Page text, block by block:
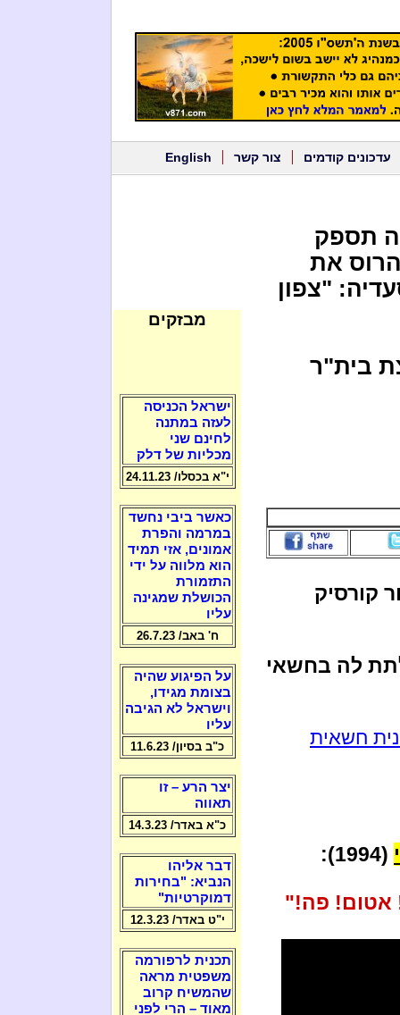
עדכונים קודמים צור קשר English
תספק
את
"צפון
בית"ר
קורסיק
לה בחשאי
חשאית
(1994):
אטום! פה!"
מבזקים
ישראל הכניסה
לעזה במתנה
לחינם שני
מכליות של דלק
י"א בכסלו/ 24.11.23
כאשר ביבי נחשד
במרמה והפרת
אמונים, אזי תמיד
הוא מלווה על ידי
התזמורת
הכושלת שמגינה
עליו
ח' באב/ 26.7.23
על הפיגוע שהיה
בצומת מגידו,
וישראל לא הגיבה
עליו
כ"ב בסיון/ 11.6.23
יצר הרע – זו
תאווה
כ"א באדר/ 14.3.23
דבר אליהו
הנביא: "בחירות
דמוקרטיות"
י"ט באדר/ 12.3.23
תכנית לרפורמה
משפטית מראה
שהמשיח קרוב
מאוד – הרי לפני